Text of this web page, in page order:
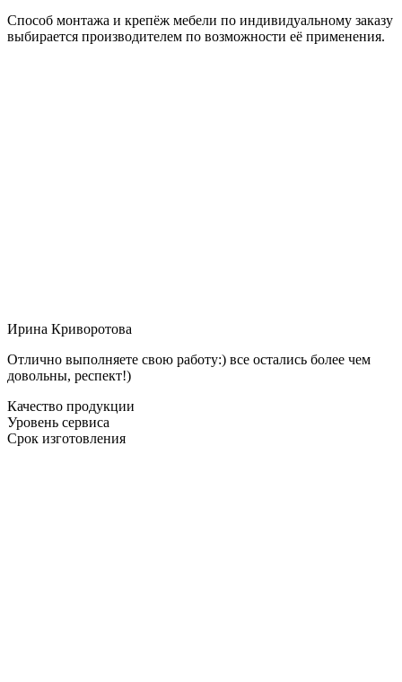
Способ монтажа и крепёж мебели по индивидуальному заказу
выбирается производителем по возможности её применения.
Ирина Криворотова
Отлично выполняете свою работу:) все остались более чем
довольны, респект!)
Качество продукции
Уровень сервиса
Срок изготовления